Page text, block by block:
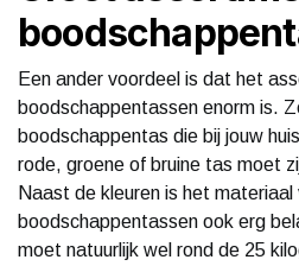
Een ander voordeel is dat het
boodschappentassen enorm is.
boodschappentas die bij jouw
rode, groene of bruine tas moet
Naast de kleuren is het materiaal
boodschappentassen ook erg
moet natuurlijk wel rond de 25